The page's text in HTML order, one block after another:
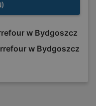
w Bydgoszcz
w Bydgoszcz